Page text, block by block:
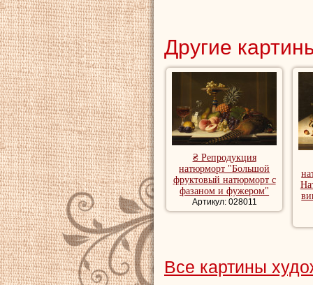
Другие
₴ Репродукция
натюрморт "Большой
фруктовый натюрморт с
фазаном и фужером"
Артикул: 028011
Все картины